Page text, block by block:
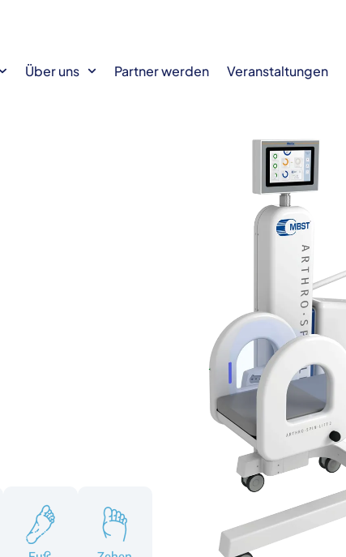
Über uns Partner werden Veranstaltungen